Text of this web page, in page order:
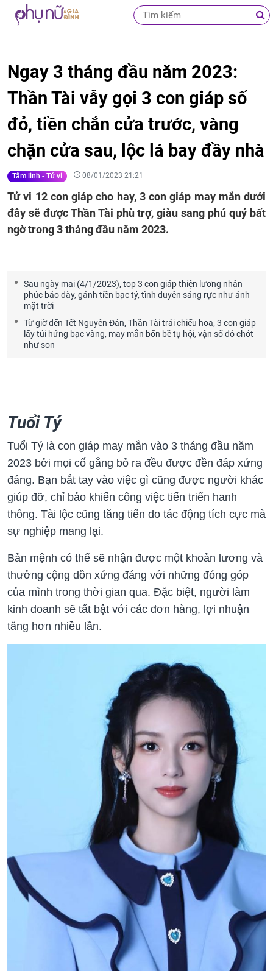
Ngay 3 tháng đầu năm 2023:
Thần Tài vẫy gọi 3 con giáp số
đỏ, tiền chắn cửa trước, vàng
chặn cửa sau, lộc lá bay đầy nhà
Tâm linh - Tử vi 08/01/2023 21:21
Tử vi 12 con giáp cho hay, 3 con giáp may mắn dưới
đây sẽ được Thần Tài phù trợ, giàu sang phú quý bất
ngờ trong 3 tháng đầu năm 2023.
Sau ngày mai (4/1/2023), top 3 con giáp thiện lương nhận
phúc báo dày, gánh tiền bạc tỷ, tình duyên sáng rực như ánh
mặt trời
Từ giờ đến Tết Nguyên Đán, Thần Tài trải chiếu hoa, 3 con giáp
lấy túi hứng bạc vàng, may mắn bốn bề tụ hội, vận số đỏ chót
như son
Tuổi Tý
Tuổi Tý là con giáp may mắn vào 3 tháng đầu năm
2023 bởi mọi cố gắng bỏ ra đều được đền đáp xứng
đáng. Bạn bắt tay vào việc gì cũng được người khác
giúp đỡ, chỉ bảo khiến công việc tiến triển hanh
thông. Tài lộc cũng tăng tiến do tác động tích cực mà
sự nghiệp mang lại.
Bản mệnh có thể sẽ nhận được một khoản lương và
thưởng cộng dồn xứng đáng với những đóng góp
của mình trong thời gian qua. Đặc biệt, người làm
kinh doanh sẽ tất bật với các đơn hàng, lợi nhuận
tăng hơn nhiều lần.